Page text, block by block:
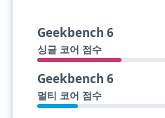
Geekbench 6
싱글 코어 점수
Geekbench 6
멀티 코어 점수